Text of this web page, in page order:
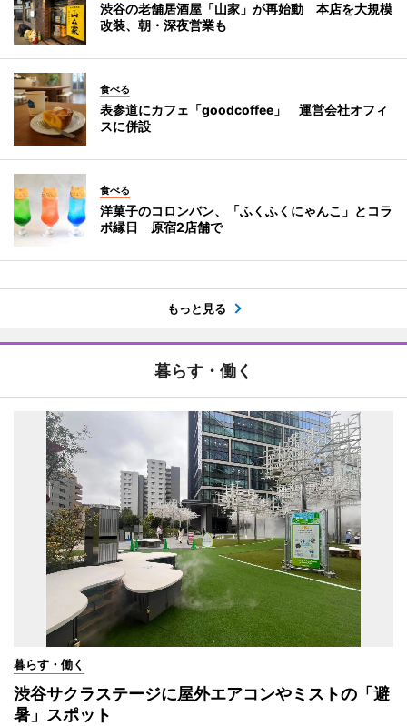
渋谷の老舗居酒屋「山家」が再始動 本店を大規模
改装、朝・深夜営業も
食べる
表参道にカフェ「goodcoffee」 運営会社オフィ
スに併設
食べる
洋菓子のコロンバン、「ふくふくにゃんこ」とコラ
ボ縁日 原宿2店舗で
もっと見る
暮らす・働く
暮らす・働く
渋谷サクラステージに屋外エアコンやミストの「避
暑」スポット